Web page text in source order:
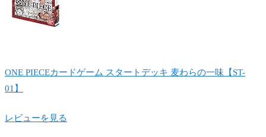
ONE PIECEカードゲーム スタートデッキ 麦わらの一味【ST-
01】
レビューを見る